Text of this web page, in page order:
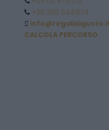
+39 380 6441674
CALCOLA PERCORSO